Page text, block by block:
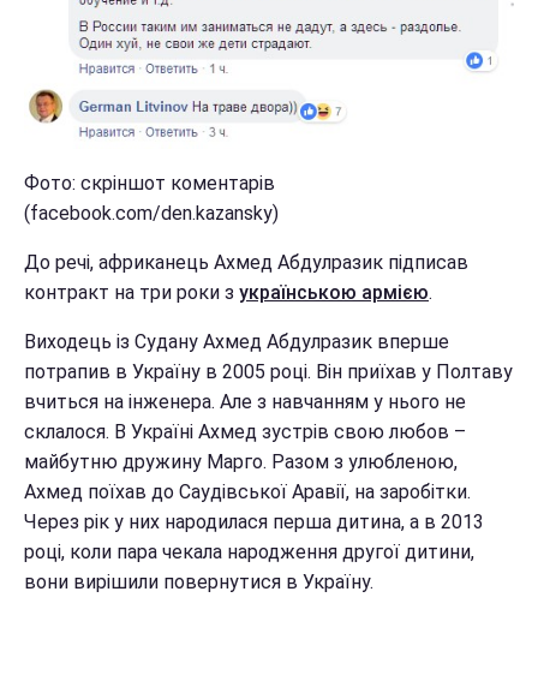
Фото: скріншот коментарів
(facebook.com/den.kazansky)
До речі, африканець Ахмед Абдулразик підписав
контракт на три роки з українською армією.
Виходець із Судану Ахмед Абдулразик вперше
потрапив в Україну в 2005 році. Він приїхав у Полтаву
вчиться на інженера. Але з навчанням у нього не
склалося. В Україні Ахмед зустрів свою любов –
майбутню дружину Марго. Разом з улюбленою,
Ахмед поїхав до Саудівської Аравії, на заробітки.
Через рік у них народилася перша дитина, а в 2013
році, коли пара чекала народження другої дитини,
вони вирішили повернутися в Україну.